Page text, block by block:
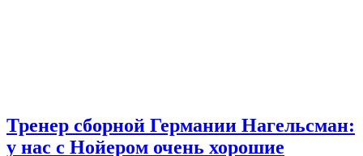
Тренер сборной Германии Нагельсман:
у нас с Нойером очень хорошие